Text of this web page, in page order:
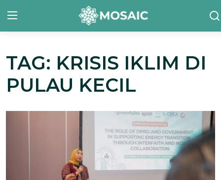
Contact
Tentang Kami
TAG: KRISIS IKLIM DI
PULAU KECIL